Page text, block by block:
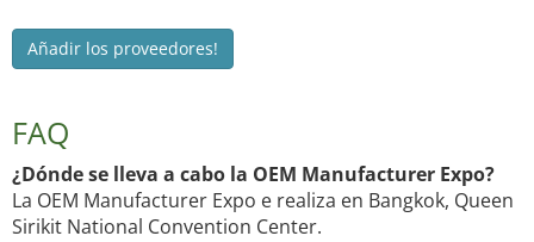
Añadir los proveedores!
FAQ
¿Dónde se lleva a cabo la OEM Manufacturer Expo?
La OEM Manufacturer Expo e realiza en Bangkok, Queen
Sirikit National Convention Center.